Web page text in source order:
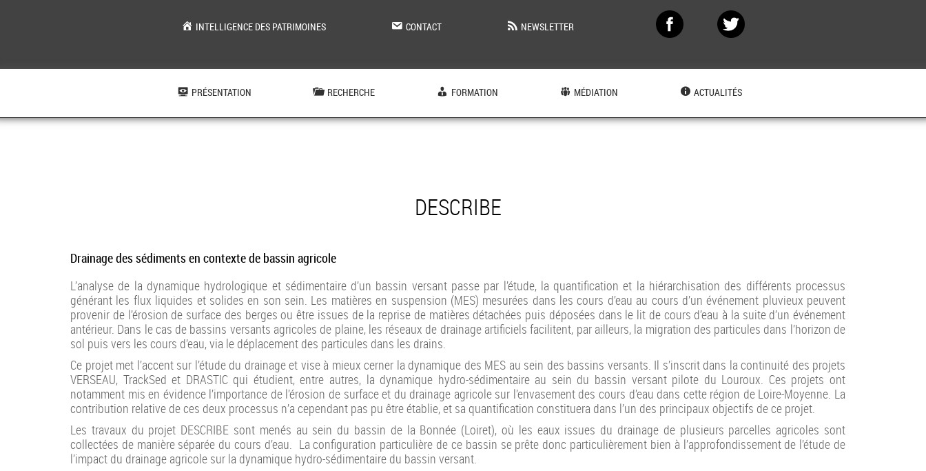
INTELLIGENCE DES PATRIMOINES CONTACT NEWSLETTER
PRÉSENTATION RECHERCHE FORMATION MÉDIATION ACTUALITÉS
DESCRIBE
Drainage des sédiments en contexte de bassin agricole
L’analyse de la dynamique hydrologique et sédimentaire d’un bassin versant passe par l’étude, la quantification et la hiérarchisation des différents processus
générant les flux liquides et solides en son sein. Les matières en suspension (MES) mesurées dans les cours d’eau au cours d’un événement pluvieux peuvent
provenir de l’érosion de surface des berges ou être issues de la reprise de matières détachées puis déposées dans le lit de cours d’eau à la suite d’un événement
antérieur. Dans le cas de bassins versants agricoles de plaine, les réseaux de drainage artificiels facilitent, par ailleurs, la migration des particules dans l’horizon de
sol puis vers les cours d’eau, via le déplacement des particules dans les drains.
Ce projet met l’accent sur l’étude du drainage et vise à mieux cerner la dynamique des MES au sein des bassins versants. Il s’inscrit dans la continuité des projets
VERSEAU, TrackSed et DRASTIC qui étudient, entre autres, la dynamique hydro-sédimentaire au sein du bassin versant pilote du Louroux. Ces projets ont
notamment mis en évidence l’importance de l’érosion de surface et du drainage agricole sur l’envasement des cours d’eau dans cette région de Loire-Moyenne. La
contribution relative de ces deux processus n’a cependant pas pu être établie, et sa quantification constituera dans l’un des principaux objectifs de ce projet.
Les travaux du projet DESCRIBE sont menés au sein du bassin de la Bonnée (Loiret), où les eaux issues du drainage de plusieurs parcelles agricoles sont
collectées de manière séparée du cours d’eau. La configuration particulière de ce bassin se prête donc particulièrement bien à l’approfondissement de l’étude de
l’impact du drainage agricole sur la dynamique hydro-sédimentaire du bassin versant.